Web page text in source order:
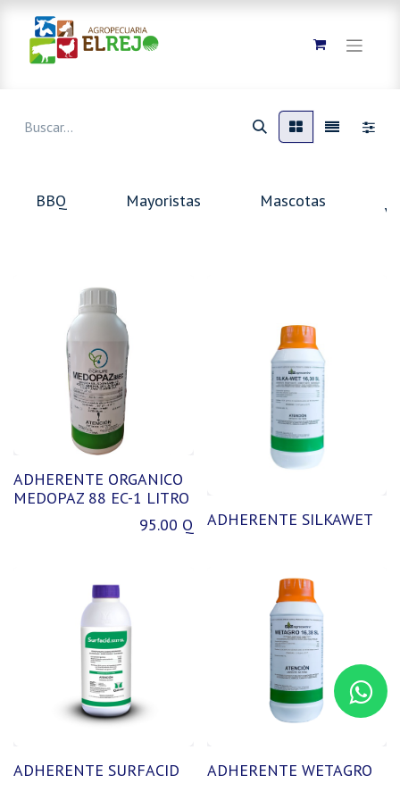
BBQ Mayoristas Mascotas
ADHERENTE ORGANICO
MEDOPAZ 88 EC-1 LITRO
95.00 Q ADHERENTE SILKAWET
ADHERENTE SURFACID ADHERENTE WETAGRO